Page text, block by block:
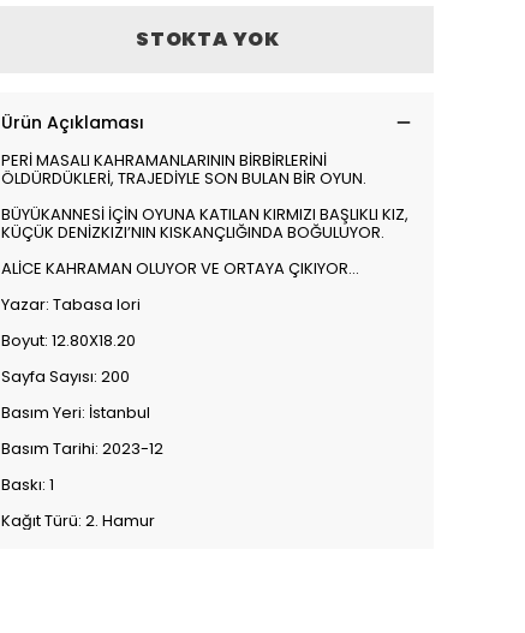
STOKTA YOK
Ürün Açıklaması
PERİ MASALI KAHRAMANLARININ BİRBİRLERİNİ
ÖLDÜRDÜKLERİ, TRAJEDİYLE SON BULAN BİR OYUN.
BÜYÜKANNESİ İÇİN OYUNA KATILAN KIRMIZI BAŞLIKLI KIZ,
KÜÇÜK DENİZKIZI’NIN KISKANÇLIĞINDA BOĞULUYOR.
ALİCE KAHRAMAN OLUYOR VE ORTAYA ÇIKIYOR...
Yazar: Tabasa Iori
Boyut: 12.80X18.20
Sayfa Sayısı: 200
Basım Yeri: İstanbul
Basım Tarihi: 2023-12
Baskı: 1
Kağıt Türü: 2. Hamur